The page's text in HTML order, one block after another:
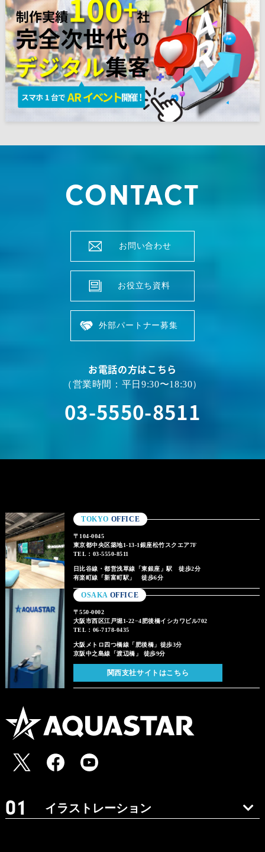
CONTACT
お問い合わせ
お役立ち資料
外部パートナー募集
お電話の方はこちら
（営業時間：平日9:30〜18:30）
03-5550-8511
TOKYO OFFICE
〒104-0045
東京都中央区築地1-13-1銀座松竹スクエア7F
TEL：03-5550-8511
日比谷線・都営浅草線「東銀座」駅 徒歩2分
有楽町線「新富町駅」 徒歩6分
OSAKA OFFICE
〒550-0002
大阪市西区江戸堀1-22−4肥後橋イシカワビル702
TEL：06-7178-0435
大阪メトロ四つ橋線「肥後橋」徒歩3分
京阪中之島線「渡辺橋」 徒歩9分
関西支社サイトはこちら
イラストレーション